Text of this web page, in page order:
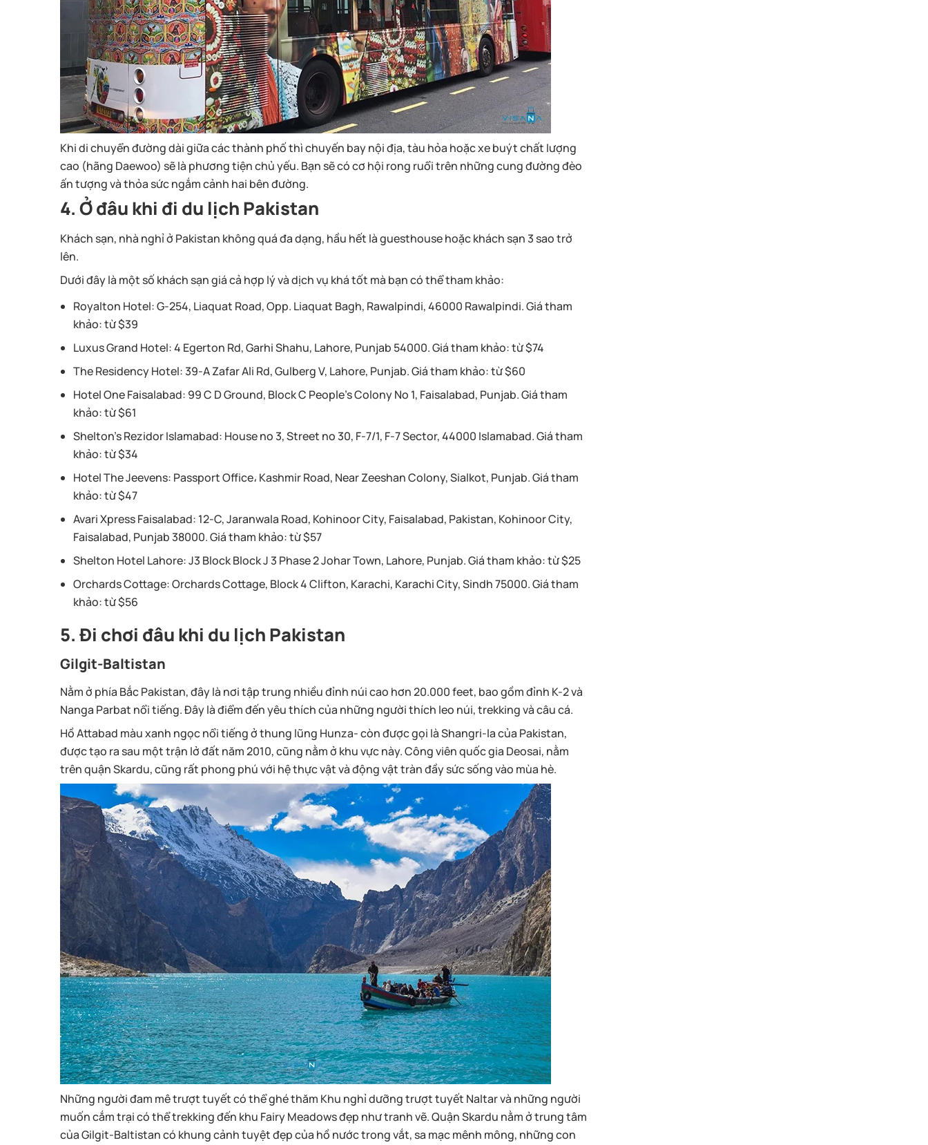
Khi di chuyển đường dài giữa các thành phố thì chuyến bay nội địa, tàu hỏa hoặc xe buýt chất lượng
cao (hãng Daewoo) sẽ là phương tiện chủ yếu. Bạn sẽ có cơ hội rong ruổi trên những cung đường đèo
ấn tượng và thỏa sức ngắm cảnh hai bên đường.
4. Ở đâu khi đi du lịch Pakistan
Khách sạn, nhà nghỉ ở Pakistan không quá đa dạng, hầu hết là guesthouse hoặc khách sạn 3 sao trở
lên.
Dưới đây là một số khách sạn giá cả hợp lý và dịch vụ khá tốt mà bạn có thể tham khảo:
Royalton Hotel:G-254, Liaquat Road, Opp. Liaquat Bagh, Rawalpindi, 46000 Rawalpindi. Giá tham
khảo: từ $39
Luxus Grand Hotel:4 Egerton Rd, Garhi Shahu, Lahore, Punjab 54000. Giá tham khảo: từ $74
The Residency Hotel:39-A Zafar Ali Rd, Gulberg V, Lahore, Punjab. Giá tham khảo: từ $60
Hotel One Faisalabad: 99 C D Ground, Block C People’s Colony No 1, Faisalabad, Punjab. Giá tham
khảo: từ $61
Shelton’s Rezidor Islamabad: House no 3, Street no 30, F-7/1, F-7 Sector, 44000 Islamabad. Giá tham
khảo: từ $34
Hotel The Jeevens: Passport Office، Kashmir Road, Near Zeeshan Colony, Sialkot, Punjab. Giá tham
khảo: từ $47
Avari Xpress Faisalabad: 12-C, Jaranwala Road, Kohinoor City, Faisalabad, Pakistan, Kohinoor City,
Faisalabad, Punjab 38000. Giá tham khảo: từ $57
Shelton Hotel Lahore:J3 Block Block J 3 Phase 2 Johar Town, Lahore, Punjab. Giá tham khảo: từ $25
Orchards Cottage:Orchards Cottage, Block 4 Clifton, Karachi, Karachi City, Sindh 75000. Giá tham
khảo: từ $56
5. Đi chơi đâu khi du lịch Pakistan
Gilgit-Baltistan
Nằm ở phía Bắc Pakistan, đây là nơi tập trung nhiều đỉnh núi cao hơn 20.000 feet, bao gồm đỉnh K-2 và
Nanga Parbat nổi tiếng. Đây là điểm đến yêu thích của những người thích leo núi, trekking và câu cá.
Hồ Attabad màu xanh ngọc nổi tiếng ở thung lũng Hunza- còn được gọi là Shangri-la của Pakistan,
được tạo ra sau một trận lở đất năm 2010, cũng nằm ở khu vực này. Công viên quốc gia Deosai, nằm
trên quận Skardu, cũng rất phong phú với hệ thực vật và động vật tràn đầy sức sống vào mùa hè.
Những người đam mê trượt tuyết có thể ghé thăm Khu nghỉ dưỡng trượt tuyết Naltar và những người
muốn cắm trại có thể trekking đến khu Fairy Meadows đẹp như tranh vẽ. Quận Skardu nằm ở trung tâm
của Gilgit-Baltistan có khung cảnh tuyệt đẹp của hồ nước trong vắt, sa mạc mênh mông, những con